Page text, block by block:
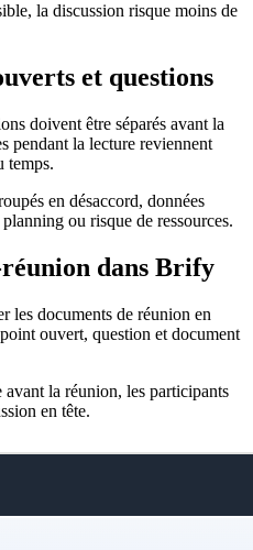
la discussion risque moins de
et questions
doivent être séparés avant la
pendant la lecture reviennent
temps.
en désaccord, données
ou risque de ressources.
dans Brify
les documents de réunion en
ouvert, question et document
avant la réunion, les participants
en tête.